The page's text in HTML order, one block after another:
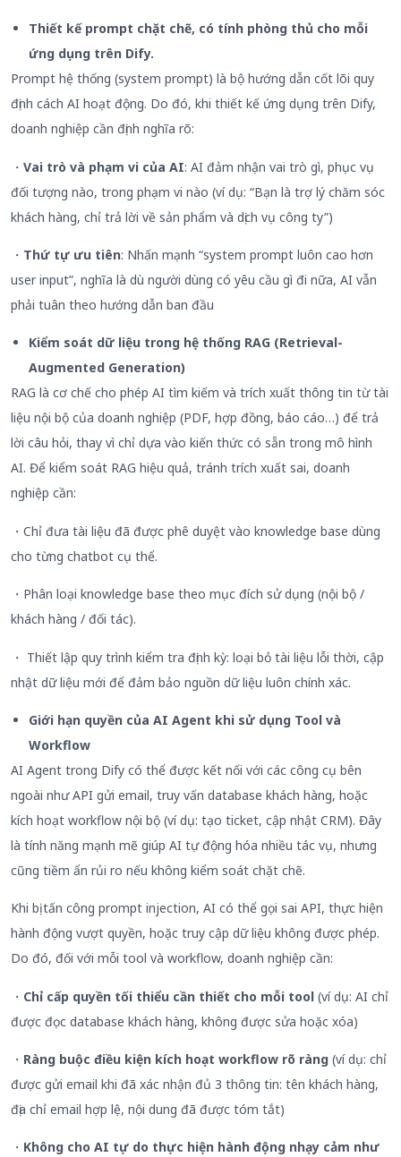
Thiết kế prompt chặt chẽ, có tính phòng thủ cho mỗi
ứng dụng trên Dify.
Prompt hệ thống (system prompt) là bộ hướng dẫn cốt lõi quy
định cách AI hoạt động. Do đó, khi thiết kế ứng dụng trên Dify,
doanh nghiệp cần định nghĩa rõ:
・ Vai trò và phạm vi của AI: AI đảm nhận vai trò gì, phục vụ
đối tượng nào, trong phạm vi nào (ví dụ: “Bạn là trợ lý chăm sóc
khách hàng, chỉ trả lời về sản phẩm và dịch vụ công ty”)
・ Thứ tự ưu tiên: Nhấn mạnh “system prompt luôn cao hơn
user input”, nghĩa là dù người dùng có yêu cầu gì đi nữa, AI vẫn
phải tuân theo hướng dẫn ban đầu
Kiểm soát dữ liệu trong hệ thống RAG (Retrieval-
Augmented Generation)
RAG là cơ chế cho phép AI tìm kiếm và trích xuất thông tin từ tài
liệu nội bộ của doanh nghiệp (PDF, hợp đồng, báo cáo…) để trả
lời câu hỏi, thay vì chỉ dựa vào kiến thức có sẵn trong mô hình
AI. Để kiểm soát RAG hiệu quả, tránh trích xuất sai, doanh
nghiệp cần:
・Chỉ đưa tài liệu đã được phê duyệt vào knowledge base dùng
cho từng chatbot cụ thể.
・Phân loại knowledge base theo mục đích sử dụng (nội bộ /
khách hàng / đối tác).
・ Thiết lập quy trình kiểm tra định kỳ: loại bỏ tài liệu lỗi thời, cập
nhật dữ liệu mới để đảm bảo nguồn dữ liệu luôn chính xác.
Giới hạn quyền của AI Agent khi sử dụng Tool và
Workflow
AI Agent trong Dify có thể được kết nối với các công cụ bên
ngoài như API gửi email, truy vấn database khách hàng, hoặc
kích hoạt workflow nội bộ (ví dụ: tạo ticket, cập nhật CRM). Đây
là tính năng mạnh mẽ giúp AI tự động hóa nhiều tác vụ, nhưng
cũng tiềm ẩn rủi ro nếu không kiểm soát chặt chẽ.
Khi bị tấn công prompt injection, AI có thể gọi sai API, thực hiện
hành động vượt quyền, hoặc truy cập dữ liệu không được phép.
Do đó, đối với mỗi tool và workflow, doanh nghiệp cần:
・ Chỉ cấp quyền tối thiểu cần thiết cho mỗi tool (ví dụ: AI chỉ
được đọc database khách hàng, không được sửa hoặc xóa)
・ Ràng buộc điều kiện kích hoạt workflow rõ ràng (ví dụ: chỉ
được gửi email khi đã xác nhận đủ 3 thông tin: tên khách hàng,
địa chỉ email hợp lệ, nội dung đã được tóm tắt)
・ Không cho AI tự do thực hiện hành động nhạy cảm như